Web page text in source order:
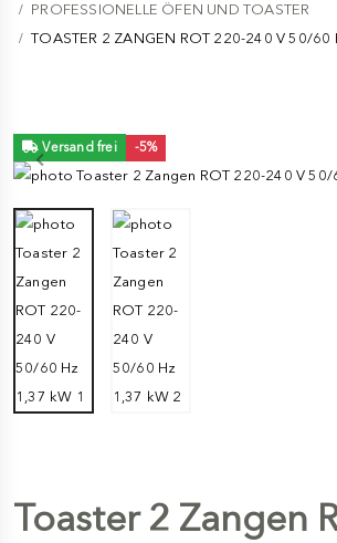
PROFESSIONELLE ÖFEN UND TOASTER
TOASTER 2 ZANGEN ROT 220-240 V 50/60
Versand frei -5%
Toaster 2 Zangen